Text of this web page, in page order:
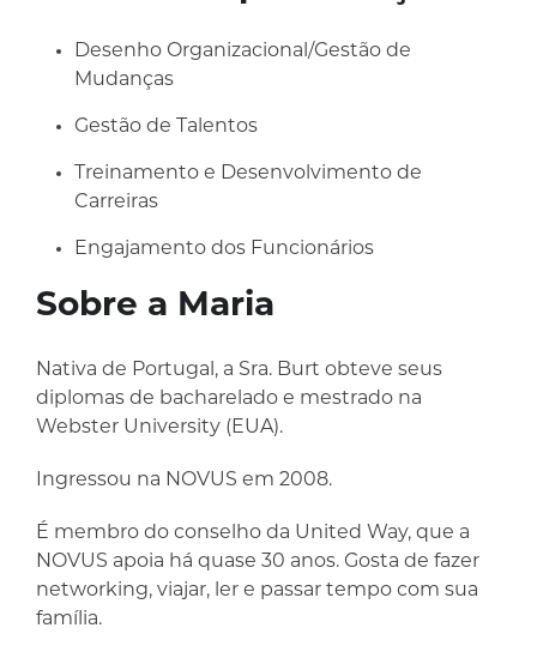
Desenho Organizacional/Gestão de
Mudanças
Gestão de Talentos
Treinamento e Desenvolvimento de
Carreiras
Engajamento dos Funcionários
Sobre a Maria
Nativa de Portugal, a Sra. Burt obteve seus
diplomas de bacharelado e mestrado na
Webster University (EUA).
Ingressou na NOVUS em 2008.
É membro do conselho da United Way, que a
NOVUS apoia há quase 30 anos. Gosta de fazer
networking, viajar, ler e passar tempo com sua
família.